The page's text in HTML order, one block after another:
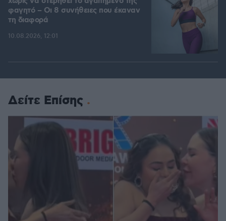
φαγητό – Οι 8 συνήθειες που έκαναν
τη διαφορά
10.08.2026, 12:01
Δείτε Επίσης